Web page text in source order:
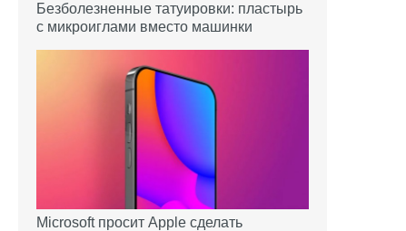
Безболезненные татуировки: пластырь
с микроиглами вместо машинки
Microsoft просит Apple сделать